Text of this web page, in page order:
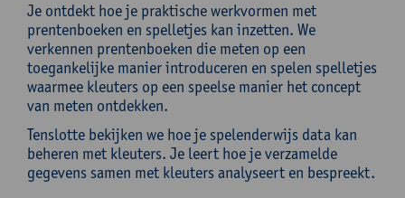
Je ontdekt hoe je praktische werkvormen met
prentenboeken en spelletjes kan inzetten. We
verkennen prentenboeken die meten op een
toegankelijke manier introduceren en spelen spelletjes
waarmee kleuters op een speelse manier het concept
van meten ontdekken.
Tenslotte bekijken we hoe je spelenderwijs data kan
beheren met kleuters. Je leert hoe je verzamelde
gegevens samen met kleuters analyseert en bespreekt.